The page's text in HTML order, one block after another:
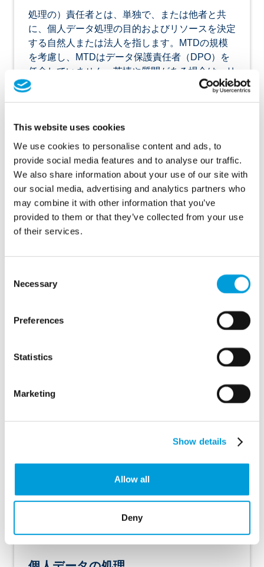
This website uses cookies
We use cookies to personalise content and ads, to
provide social media features and to analyse our traffic.
We also share information about your use of our site with
our social media, advertising and analytics partners who
may combine it with other information that you’ve
provided to them or that they’ve collected from your use
of their services.
Selection
Necessary
Preferences
Statistics
Marketing
Show details
Allow all
Deny
処理の）責任者とは、単独で、または他者と共
に、個人データ処理の目的およびリソースを決定
する自然人または法人を指します。MTDの規模
を考慮し、MTDはデータ保護責任者（DPO）を
任命していません。苦情や質問がある場合は、リ
アナ・ハンバルトスミヤンにご連絡ください。
個人情報
個人データとは、特定または識別可能な自然人に
関するデータである。これは、個人に関するデー
タが個人を特定できること、またはデータがその
個人を明らかにすることを意味します。
当社は、常に以下のデータを処理し、保存するわ
けではありません。これは、お客様が当社ウェブ
て異なります。当社は以下の個人データを処理す
性別は？
BSN；
会社名
生年月日